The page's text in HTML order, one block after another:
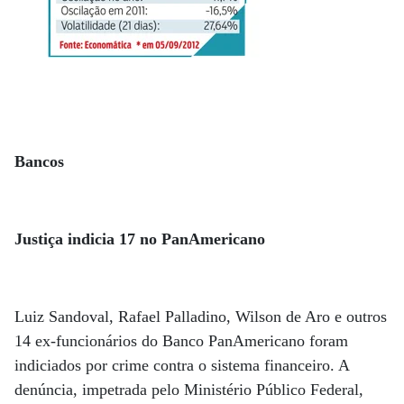
Bancos
Justiça indicia 17 no PanAmericano
Luiz Sandoval, Rafael Palladino, Wilson de Aro e outros
14 ex-funcionários do Banco PanAmericano foram
indiciados por crime contra o sistema financeiro. A
denúncia, impetrada pelo Ministério Público Federal,